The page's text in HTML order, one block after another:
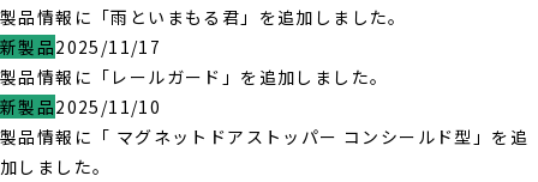
製品情報に「雨といまもる君」を追加しました。
新製品2025/11/17
製品情報に「レールガード」を追加しました。
新製品2025/11/10
製品情報に「 マグネットドアストッパー コンシールド型」を追
加しました。